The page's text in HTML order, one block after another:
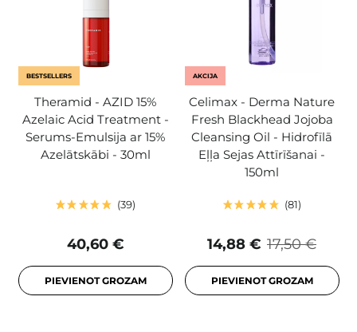
BESTSELLERS
Theramid - AZID 15%
Azelaic Acid Treatment -
Serums-Emulsija ar 15%
Azelātskābi - 30ml
39
40,60 €
PIEVIENOT GROZAM
AKCIJA
Celimax - Derma Nature
Fresh Blackhead Jojoba
Cleansing Oil - Hidrofīlā
Eļļa Sejas Attīrīšanai -
150ml
81
17,50 €
14,88 €
PIEVIENOT GROZAM